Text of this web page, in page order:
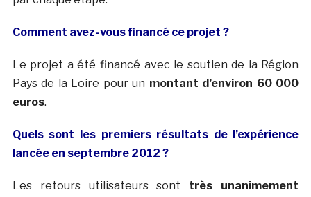
Comment avez-vous financé ce projet ?
Le projet a été financé avec le soutien de la Région
Pays de la Loire pour un montant d’environ 60 000
euros.
Quels sont les premiers résultats de l’expérience
lancée en septembre 2012 ?
Les retours utilisateurs sont très unanimement